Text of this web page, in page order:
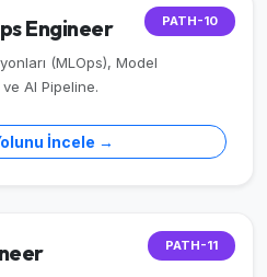
PATH-10
Engineer
(MLOps), Model
AI Pipeline.
İncele →
PATH-11